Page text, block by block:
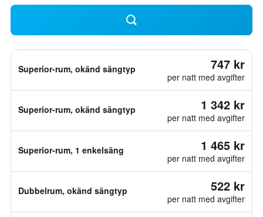
Superior-rum, okänd sängtyp 747 kr
per natt med avgifter
Superior-rum, okänd sängtyp 1 342 kr
per natt med avgifter
Superior-rum, 1 enkelsäng 1 465 kr
per natt med avgifter
Dubbelrum, okänd sängtyp 522 kr
per natt med avgifter